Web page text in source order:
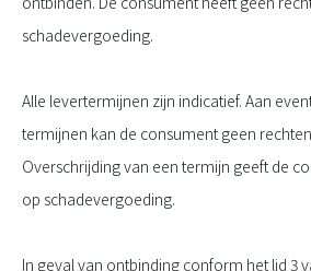
schadevergoeding.
Alle levertermijnen zijn indicatief. Aan
termijnen kan de consument geen
Overschrijding van een termijn geeft de
op schadevergoeding.
In geval van ontbinding conform het lid 3